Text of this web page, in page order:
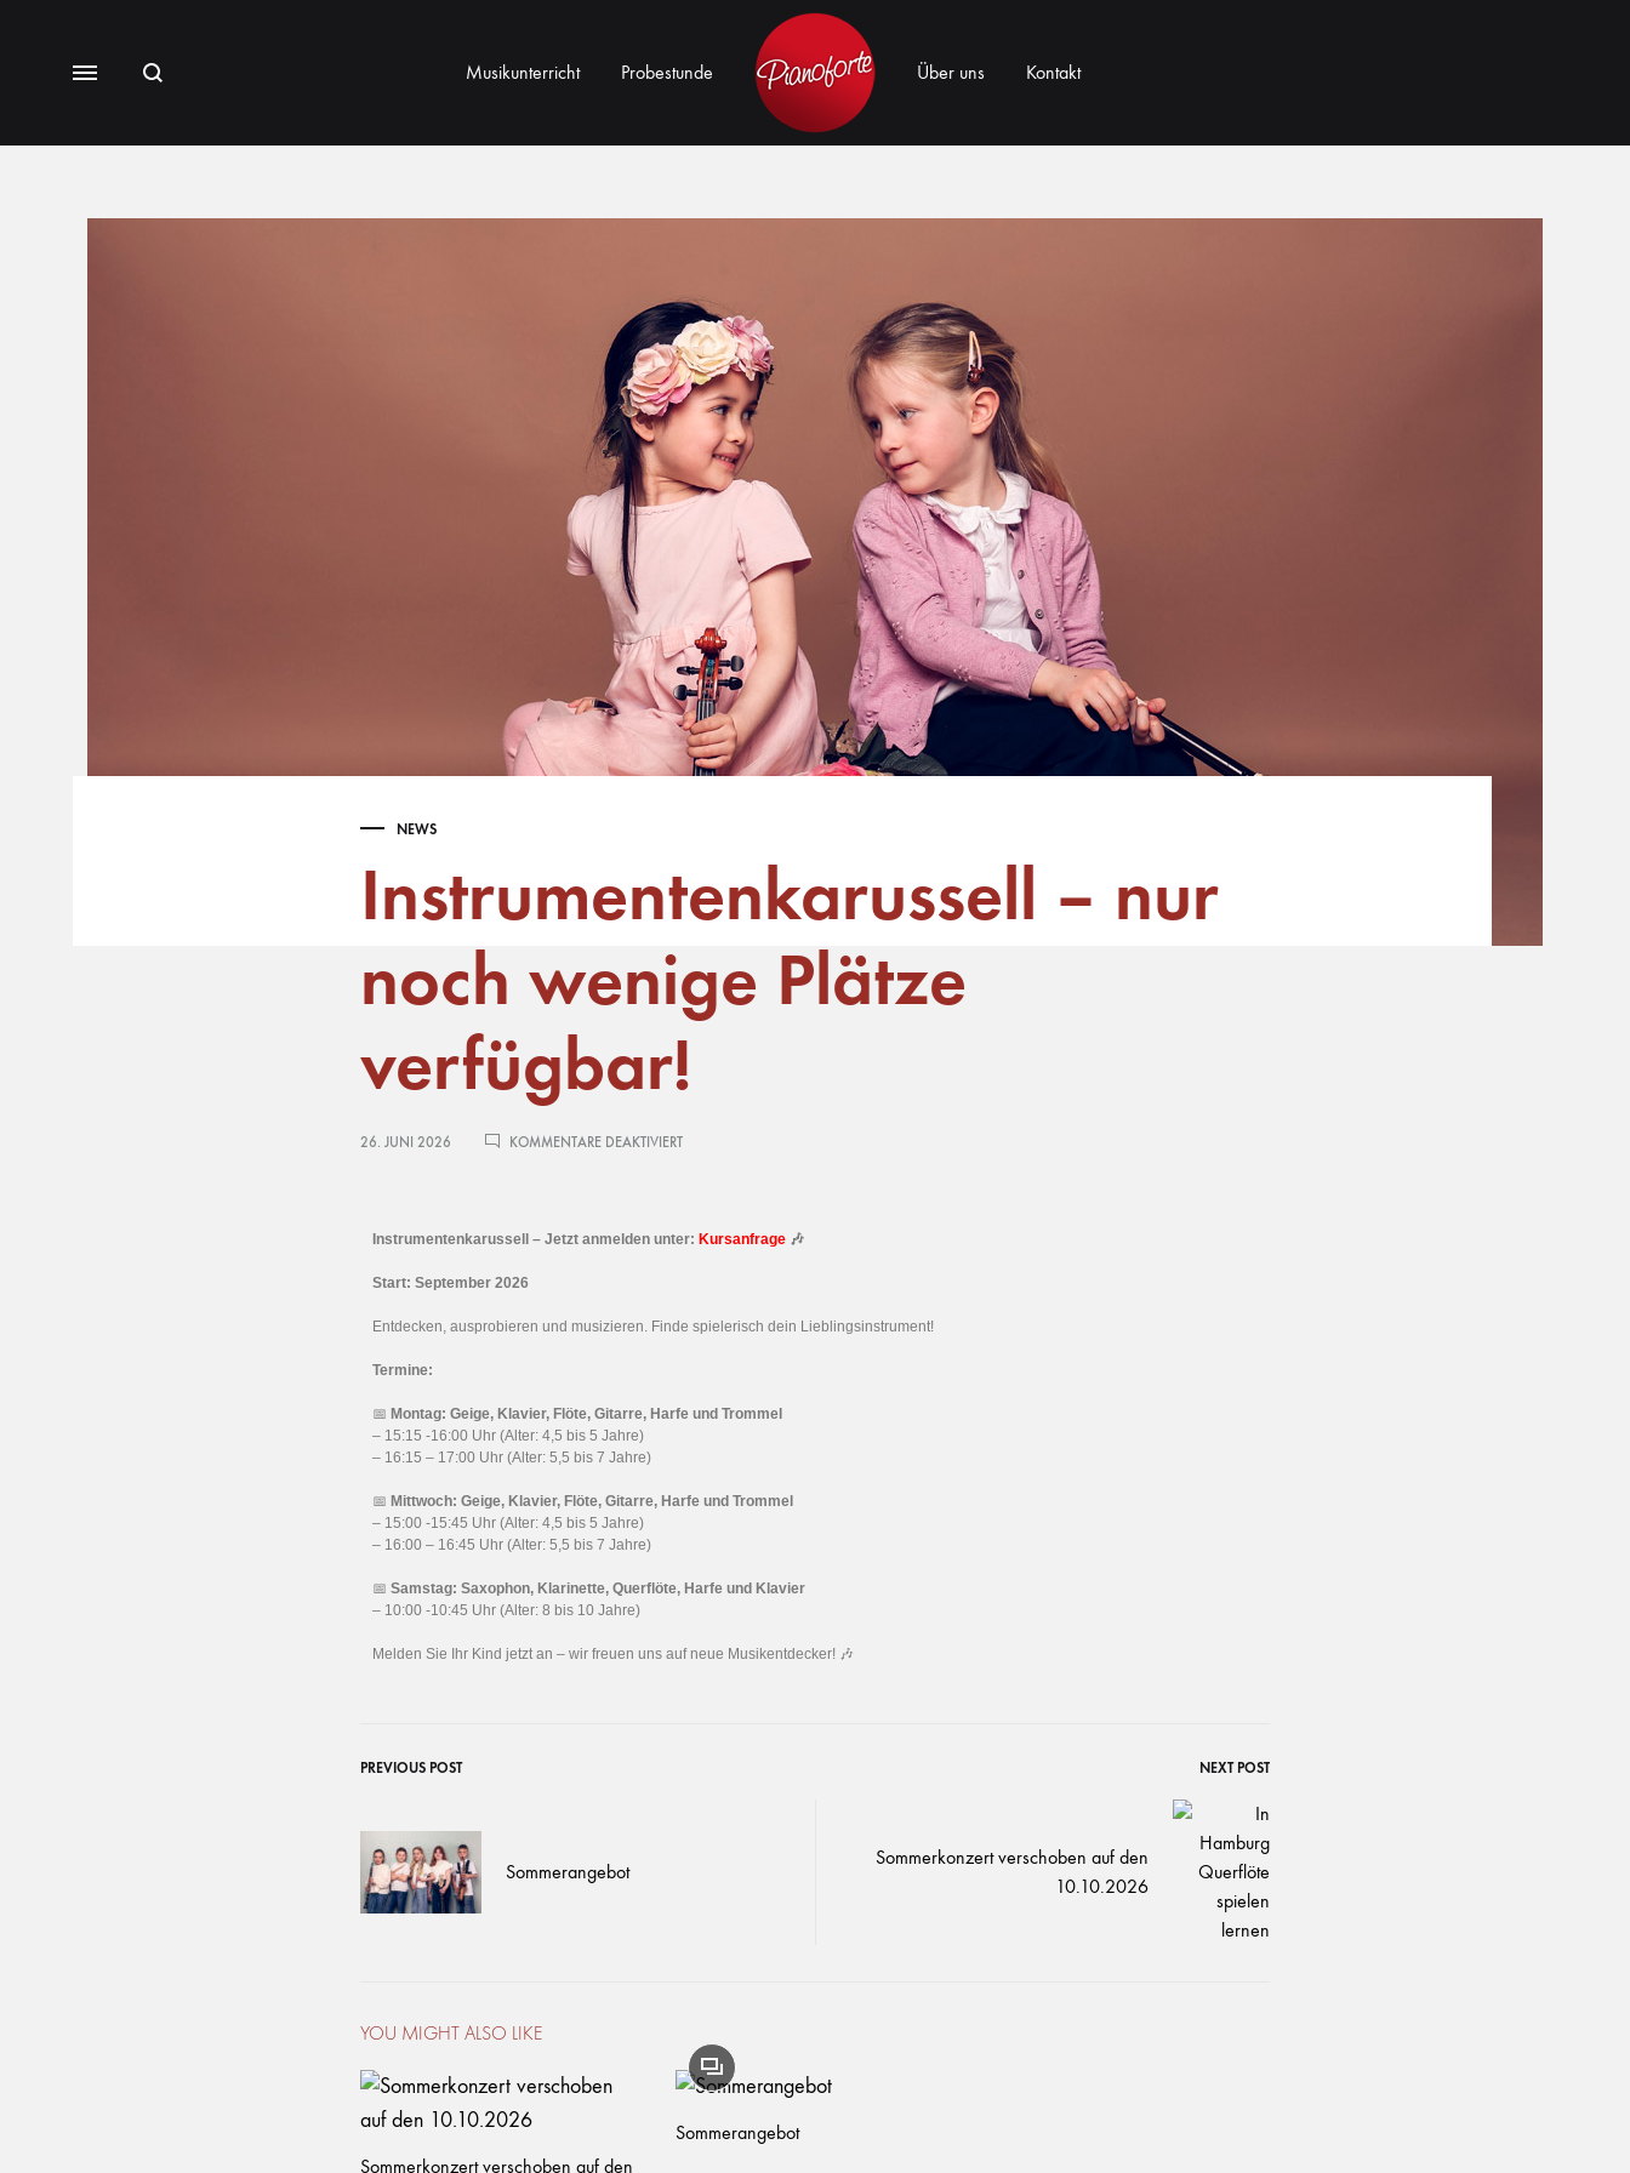
Musikunterricht Probestunde
Musikschule
Über uns Kontakt
NEWS
Instrumentenkarussell – nur
noch wenige Plätze
verfügbar!
26. JUNI 2026 KOMMENTARE DEAKTIVIERT
Instrumentenkarussell – Jetzt anmelden unter: Kursanfrage 🎶
Start: September 2026
Entdecken, ausprobieren und musizieren. Finde spielerisch dein Lieblingsinstrument!
Termine:
📅 Montag: Geige, Klavier, Flöte, Gitarre, Harfe und Trommel
– 15:15 -16:00 Uhr (Alter: 4,5 bis 5 Jahre)
– 16:15 – 17:00 Uhr (Alter: 5,5 bis 7 Jahre)
📅 Mittwoch: Geige, Klavier, Flöte, Gitarre, Harfe und Trommel
– 15:00 -15:45 Uhr (Alter: 4,5 bis 5 Jahre)
– 16:00 – 16:45 Uhr (Alter: 5,5 bis 7 Jahre)
📅 Samstag: Saxophon, Klarinette, Querflöte, Harfe und Klavier
– 10:00 -10:45 Uhr (Alter: 8 bis 10 Jahre)
Melden Sie Ihr Kind jetzt an – wir freuen uns auf neue Musikentdecker! 🎶
PREVIOUS POST NEXT POST
Sommerangebot
Sommerkonzert verschoben auf den
10.10.2026
YOU MIGHT ALSO LIKE
Sommerkonzert verschoben auf den
Sommerangebot